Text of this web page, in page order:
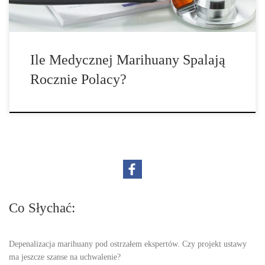
Ile Medycznej Marihuany Spalają
Rocznie Polacy?
Co Słychać:
Depenalizacja marihuany pod ostrzałem ekspertów. Czy projekt ustawy
ma jeszcze szanse na uchwalenie?